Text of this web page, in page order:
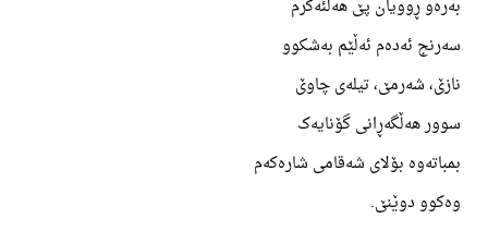
بەرەو ڕوویان پێ هەڵئەگرم
سەرنج ئەدەم ئەڵێم بەشکوو
نازێ، شەرمێ، تیلەی چاوێ
سوور هەڵگەڕانی گۆنایەک
بمباتەوە بۆلای شەقامی شارەکەم
وەکوو دوێنێ.